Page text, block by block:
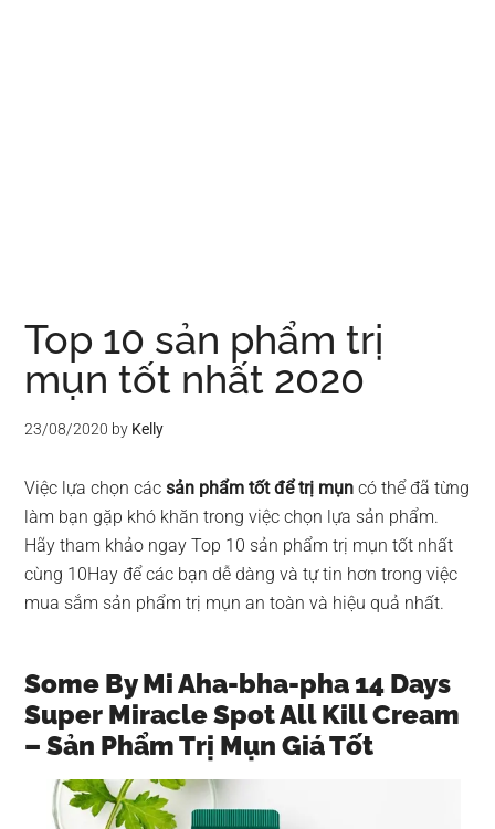
Top 10 sản phẩm trị
mụn tốt nhất 2020
23/08/2020 by Kelly
Việc lựa chọn cácsản phẩm tốt để trị mụncó thể đã từng
làm bạn gặp khó khăn trong việc chọn lựa sản phẩm.
Hãy tham khảo ngay Top 10 sản phẩm trị mụn tốt nhất
cùng 10Hay để các bạn dễ dàng và tự tin hơn trong việc
mua sắm sản phẩm trị mụn an toàn và hiệu quả nhất.
Some By Mi Aha-bha-pha 14 Days
Super Miracle Spot All Kill Cream
– Sản Phẩm Trị Mụn Giá Tốt